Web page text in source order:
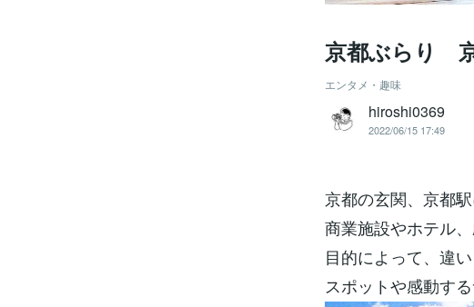
京都ぶらり
エンタメ・趣味
hiroshi0369
2022/06/15 17:49
京都の玄関、京都
商業施設やホテル
目的によって、違
スポットや感動す